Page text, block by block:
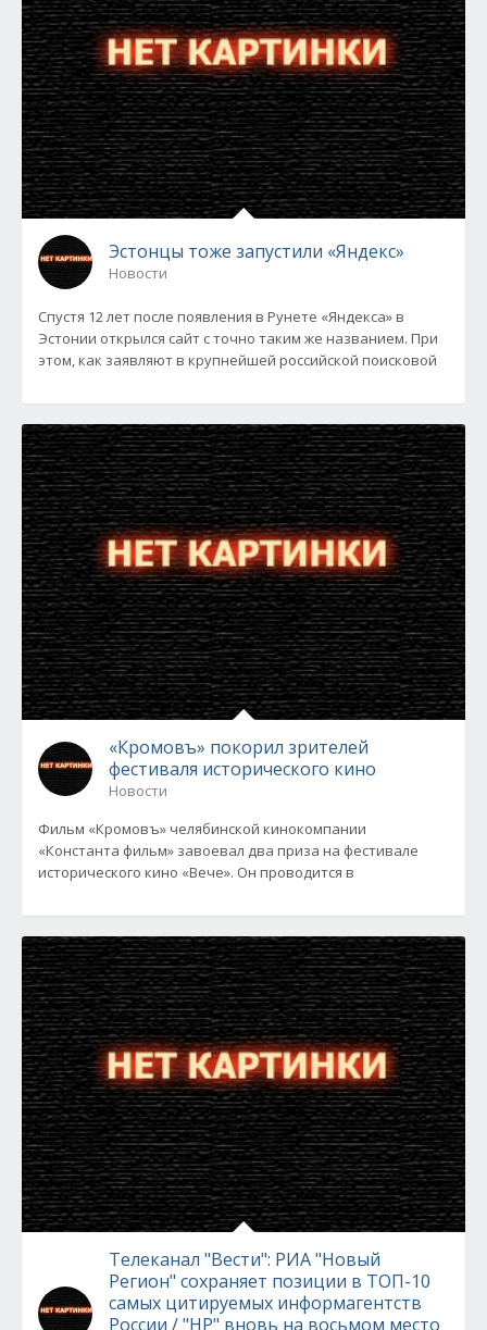
Эстонцы тоже запустили «Яндекс»
Новости
Спустя 12 лет после появления в Рунете «Яндекса» в
Эстонии открылся сайт с точно таким же названием. При
этом, как заявляют в крупнейшей российской поисковой
«Кромовъ» покорил зрителей
фестиваля исторического кино
Новости
Фильм «Кромовъ» челябинской кинокомпании
«Константа фильм» завоевал два приза на фестивале
исторического кино «Вече». Он проводится в
Телеканал "Вести": РИА "Новый
Регион" cохраняет позиции в ТОП-10
самых цитируемых информагентств
России / "НР" вновь на восьмом место